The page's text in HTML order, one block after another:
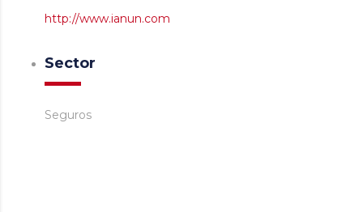
http://www.ianun.com
Sector
Seguros